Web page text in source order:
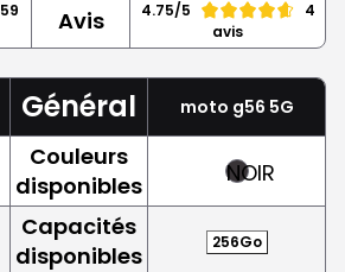
59
Avis 4.75/5
4
avis
Général moto g56 5G
Couleurs
disponibles
NOIR
Capacités
disponibles
256Go